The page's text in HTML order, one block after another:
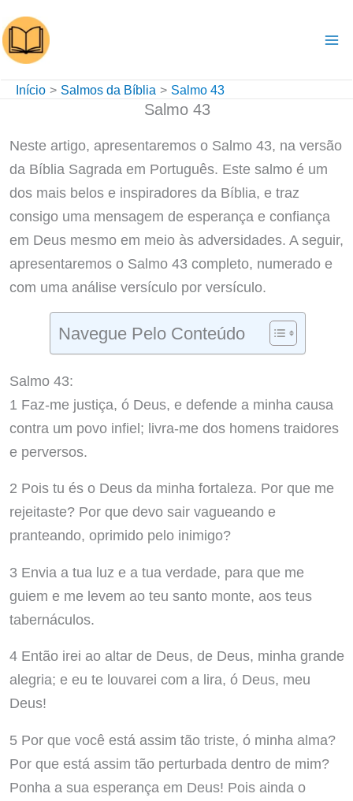
para
o
conteúdo
Início Salmos da Bíblia Salmo 43
Salmo 43
Neste artigo, apresentaremos o Salmo 43, na versão
da Bíblia Sagrada em Português. Este salmo é um
dos mais belos e inspiradores da Bíblia, e traz
consigo uma mensagem de esperança e confiança
em Deus mesmo em meio às adversidades. A seguir,
apresentaremos o Salmo 43 completo, numerado e
com uma análise versículo por versículo.
Navegue Pelo Conteúdo
Salmo 43:
1 Faz-me justiça, ó Deus, e defende a minha causa
contra um povo infiel; livra-me dos homens traidores
e perversos.
2 Pois tu és o Deus da minha fortaleza. Por que me
rejeitaste? Por que devo sair vagueando e
pranteando, oprimido pelo inimigo?
3 Envia a tua luz e a tua verdade, para que me
guiem e me levem ao teu santo monte, aos teus
tabernáculos.
4 Então irei ao altar de Deus, de Deus, minha grande
alegria; e eu te louvarei com a lira, ó Deus, meu
Deus!
5 Por que você está assim tão triste, ó minha alma?
Por que está assim tão perturbada dentro de mim?
Ponha a sua esperança em Deus! Pois ainda o